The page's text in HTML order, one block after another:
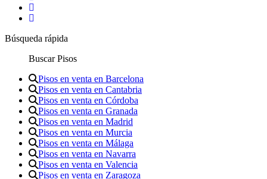
Búsqueda rápida
Buscar Pisos
Pisos en venta en Barcelona
Pisos en venta en Cantabria
Pisos en venta en Córdoba
Pisos en venta en Granada
Pisos en venta en Madrid
Pisos en venta en Murcia
Pisos en venta en Málaga
Pisos en venta en Navarra
Pisos en venta en Valencia
Pisos en venta en Zaragoza